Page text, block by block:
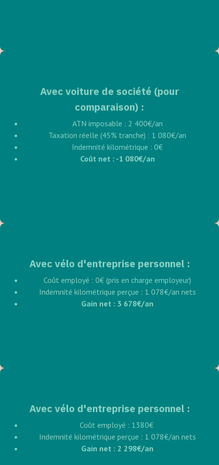
Avec voiture de société (pour
comparaison) :
ATN imposable : 2 400€/an
Taxation réelle (45% tranche) : 1 080€/an
Indemnité kilométrique : 0€
Coût net : -1 080€/an
Avec vélo d'entreprise personnel :
Coût employé : 0€ (pris en charge employeur)
Indemnité kilométrique perçue : 1 078€/an nets
Gain net : 3 678€/an
Avec vélo d'entreprise personnel :
Coût employé : 1380€
Indemnité kilométrique perçue : 1 078€/an nets
Gain net : 2 298€/an